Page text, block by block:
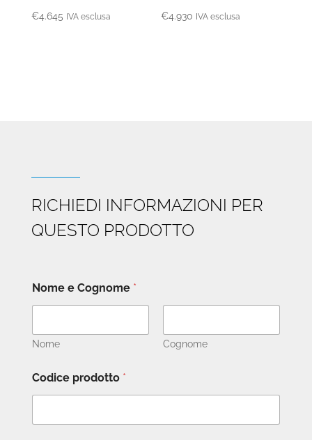
€4.645 IVA esclusa €4.930 IVA esclusa
RICHIEDI INFORMAZIONI PER
QUESTO PRODOTTO
Nome e Cognome *
Nome Cognome
Codice prodotto *